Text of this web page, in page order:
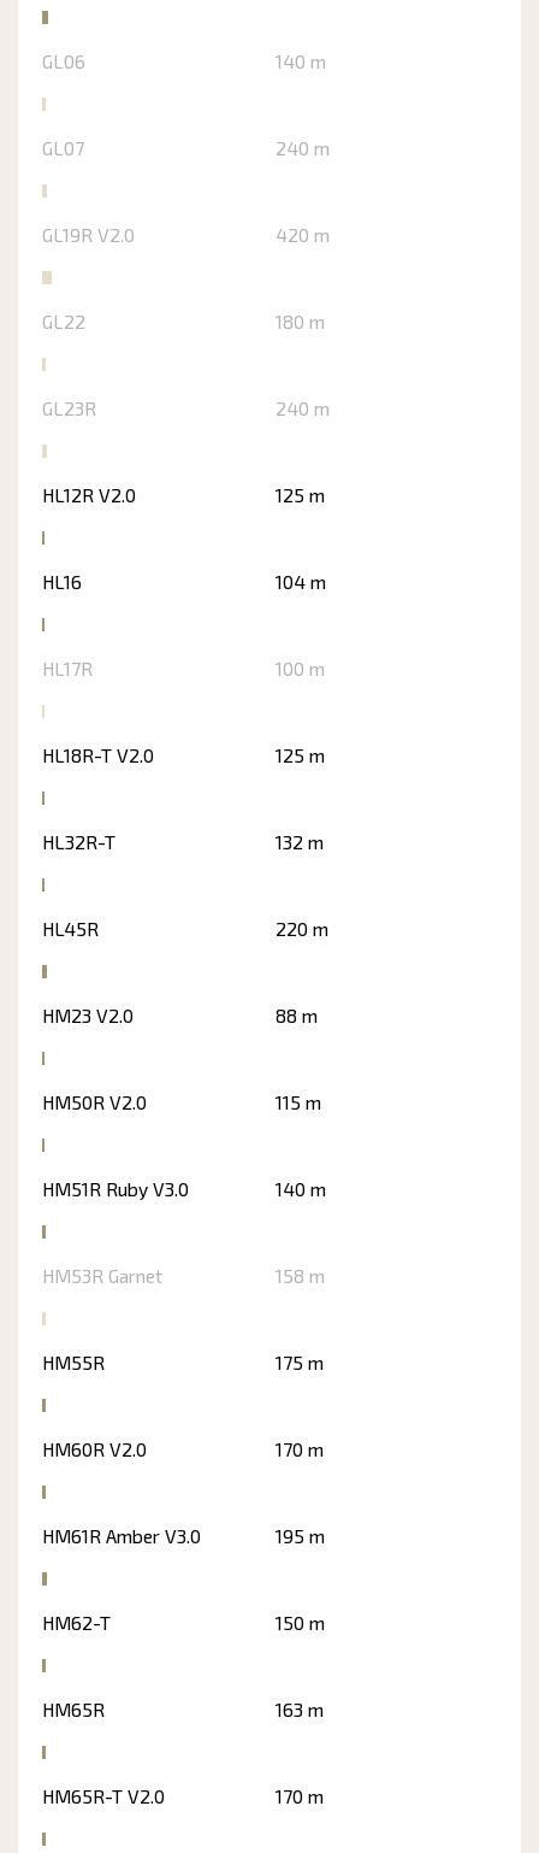
GL06 140 m
GL07 240 m
GL19R V2.0 420 m
GL22 180 m
GL23R 240 m
HL12R V2.0 125 m
HL16 104 m
HL17R 100 m
HL18R-T V2.0 125 m
HL32R-T 132 m
HL45R 220 m
HM23 V2.0 88 m
HM50R V2.0 115 m
HM51R Ruby V3.0 140 m
HM53R Garnet 158 m
HM55R 175 m
HM60R V2.0 170 m
HM61R Amber V3.0 195 m
HM62-T 150 m
HM65R 163 m
HM65R-T V2.0 170 m